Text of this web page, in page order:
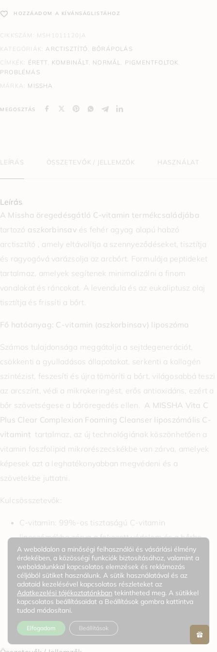
HOZZÁADOM A KÍVÁNSÁGLISTÁHOZ
CIKKSZÁM: MSH1011120JA
KATEGÓRIÁK:ARCTISZTÍTÓ , BŐRÁPOLÁS
CÍMKÉK: ÉRETT, KOMBINÁLT, NORMÁL, PIGMENTFOLTOK,
PROBLÉMÁS
MÁRKA: MISSHA
MEGOSZTÁS
LEÍRÁS ÖSSZETEVŐK / JELLEMZŐK HASZNÁLAT
Leírás
A Missha öregedésgátló C-vitamin termékcsaládjába
tartozó aszkorbinsav és fehér agyag alapú habzó
arctisztító , amely eltávolítja a szennyeződéseket, tisztítja
és ragyogóvá varázsolja az arcbőrt. Formulája peptideket
tartalmaz, amelyek segítenek minimalizálni a finom
vonalakat és ráncokat. A levendula és az eukaliptusz olaj
tisztítja és frissíti a bőrt.
Fő hatóanyag: C-vitamin (aszkorbinsav) liposzóma
Számos tulajdonsága meggátolja a sejtdegenerációt,
csökkenti a gyulladásos állapotokat, serkenti a kollagén
szintézist, feszesíti és újra tömöríti a bőrt, világosabbá teszi
az arcszínt, védi a mikrokeringést, erős antioxidáns, ezért a
bőr szövetségese a bőröregedés ellen. A MISSHA Vita C
Plus Clear Complexion Foaming Cleanser liposzómális C-
vitamint tartalmaz, az új technológiának köszönhetően a
vitamin foszfolipid mikrorészecskékbe van zárva, amelyek
képesek azt a leghatékonyabban megvédeni és a
szövetekbe juttatni.
Kulcsösszetevők:
C-vitamin: 99%-os tisztaságú C-vitamin
liposzómákba zárva a fokozott védelem és a bőrbe
való hatékony felszívódás érdekében.
PHA: Laktobionsav hámlasztáshoz
Adenozin: Kiegyenlíti a bőr textúráját
Kollagén: Fokozza a bőr feszességét és élénkségét
E-vitamin: Javítja a bőr és a haj egészségét
Ceramid: Hidratáló ápolás
A weboldalon a minőségi felhasználói és vásárlási élmény
érdekében, a közösségi funkciók biztosításához, valamint a
weboldalunkkal kapcsolatos elemzések és reklámozás
céljából sütiket használunk. A sütik használatával és az
adataid kezelésével kapcsolatos részleteket az
Adatkezelési tájékoztatónkban tekintheted meg. A sütikkel
kapcsolatos beállításaidat a Beállítások gombra kattintva
tudod módosítani.
Elfogadom Beállítások